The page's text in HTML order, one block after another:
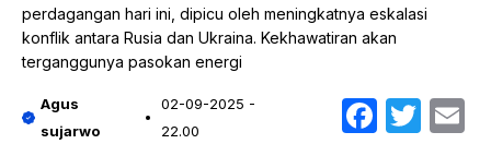
perdagangan hari ini, dipicu oleh meningkatnya eskalasi
konflik antara Rusia dan Ukraina. Kekhawatiran akan
terganggunya pasokan energi
Agus
sujarwo
02-09-2025 -
22.00